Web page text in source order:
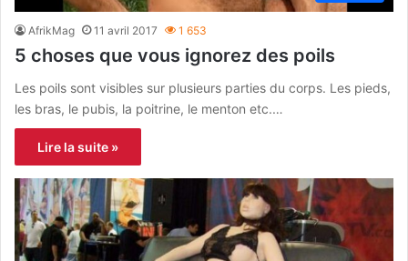
AfrikMag 11 avril 2017 1 653
5 choses que vous ignorez des poils
Les poils sont visibles sur plusieurs parties du corps. Les pieds,
les bras, le pubis, la poitrine, le menton etc.…
Lire la suite »